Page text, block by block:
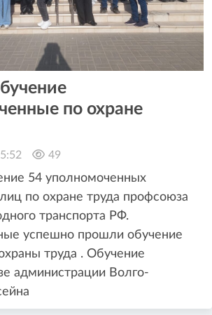
по охране
49
54 уполномоченных
по охране труда профсоюза
транспорта РФ.
успешно прошли обучение
труда . Обучение
администрации Волго-